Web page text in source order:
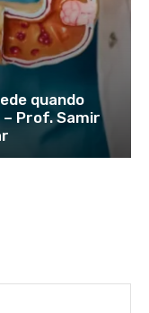
quando
– Prof. Samir